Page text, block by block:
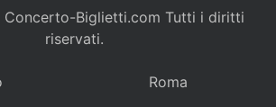
Concerto-Biglietti.com Tutti i diritti
riservati.
Roma